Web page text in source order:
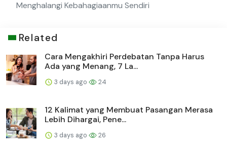
Menghalangi Kebahagiaanmu Sendiri
Related
Cara Mengakhiri Perdebatan Tanpa Harus
Ada yang Menang, 7 La...
3 days ago 24
12 Kalimat yang Membuat Pasangan Merasa
Lebih Dihargai, Pene...
3 days ago 26